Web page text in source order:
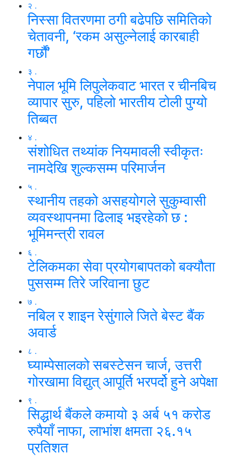
२ .
निस्सा वितरणमा ठगी बढेपछि समितिको
चेतावनी, ‘रकम असुल्नेलाई कारबाही
गर्छाैं’
३ .
नेपाल भूमि लिपुलेकवाट भारत र चीनबिच
व्यापार सुरु, पहिलो भारतीय टोली पुग्यो
तिब्बत
४ .
संशोधित तथ्यांक नियमावली स्वीकृतः
नामदेखि शुल्कसम्म परिमार्जन
५ .
स्थानीय तहको असहयोगले सुकुम्वासी
व्यवस्थापनमा ढिलाइ भइरहेकाे छ :
भूमिमन्त्री रावल
६ .
टेलिकमका सेवा प्रयोगबापतको बक्यौता
पुससम्म तिरे जरिवाना छुट
७ .
नबिल र शाइन रेसुंगाले जिते बेस्ट बैंक
अवार्ड
८ .
घ्याम्पेसालको सबस्टेसन चार्ज, उत्तरी
गोरखामा विद्युत् आपूर्ति भरपर्दो हुने अपेक्षा
९ .
सिद्धार्थ बैंकले कमायो ३ अर्ब ५१ करोड
रुपैयाँ नाफा, लाभांश क्षमता २६.१५
प्रतिशत